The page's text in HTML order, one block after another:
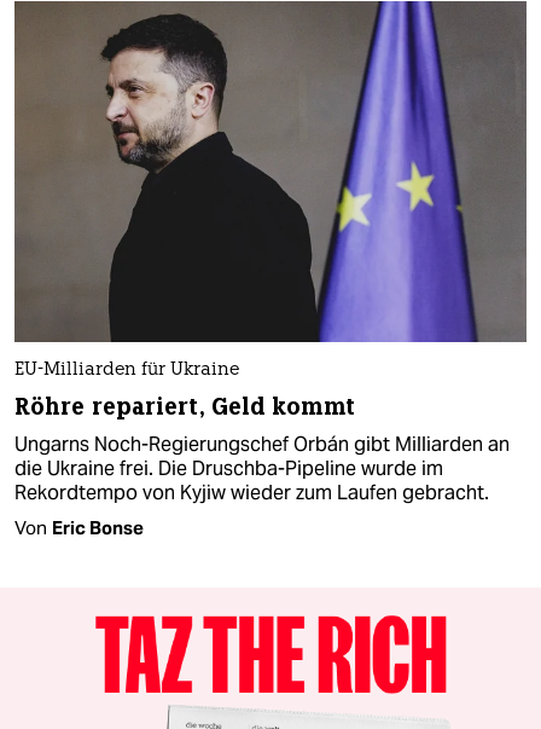
EU-Milliarden für Ukraine
Röhre repariert, Geld kommt
Ungarns Noch-Regierungschef Orbán gibt Milliarden an
die Ukraine frei. Die Druschba-Pipeline wurde im
Rekordtempo von Kyjiw wieder zum Laufen gebracht.
Von Eric Bonse